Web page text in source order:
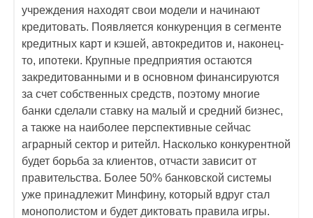
учреждения находят свои модели и начинают
кредитовать. Появляется конкуренция в сегменте
кредитных карт и кэшей, автокредитов и, наконец-
то, ипотеки. Крупные предприятия остаются
закредитованными и в основном финансируются
за счет собственных средств, поэтому многие
банки сделали ставку на малый и средний бизнес,
а также на наиболее перспективные сейчас
аграрный сектор и ритейл. Насколько конкурентной
будет борьба за клиентов, отчасти зависит от
правительства. Более 50% банковской системы
уже принадлежит Минфину, который вдруг стал
монополистом и будет диктовать правила игры.